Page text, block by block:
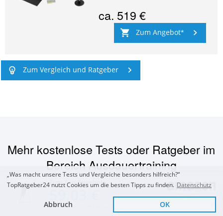
Zum Top Angebot
KOSTENLOSE LIEFERUNG Sofort Lieferbar
ca. 519 €
Zum Angebot
Zum Vergleich und Ratgeber
Mehr kostenlose Tests oder Ratgeber im
Bereich Ausdauertraining
„Was macht unsere Tests und Vergleiche besonders hilfreich?“
TopRatgeber24 nutzt Cookies um die besten Tipps zu finden. Datenschutz
Abbruch OK